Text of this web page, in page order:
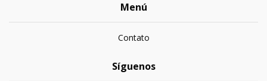
Menú
Contato
Síguenos